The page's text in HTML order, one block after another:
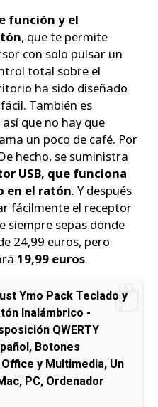
función y el
, que te permite
con solo pulsar un
total sobre el
ha sido diseñado
También es
así que no hay que
un poco de café. Por
hecho, se suministra
USB, que funciona
en el ratón. Y después
fácilmente el receptor
siempre sepas dónde
24,99 euros, pero
19,99 euros.
Ymo Pack Teclado y
Inalámbrico -
QWERTY
Botones
y Multimedia, Un
PC, Ordenador